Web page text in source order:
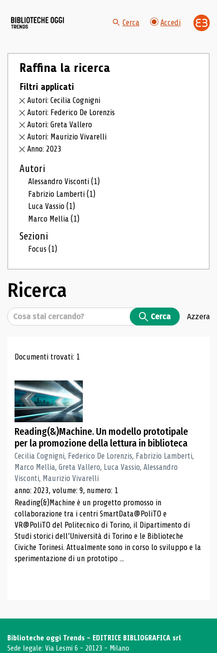
Cerca Accedi
Raffina la ricerca
Filtri applicati
Autori: Cecilia Cognigni
Autori: Federico De Lorenzis
Autori: Greta Vallero
Autori: Maurizio Vivarelli
Anno: 2023
Autori
Alessandro Visconti(1)
Fabrizio Lamberti(1)
Luca Vassio(1)
Marco Mellia(1)
Sezioni
Focus(1)
Ricerca
Cerca Cerca Azzera
Risultati di ricerca
Documenti trovati: 1
Reading(&)Machine. Un modello prototipale
per la promozione della lettura in biblioteca
Cecilia Cognigni, Federico De Lorenzis, Fabrizio Lamberti,
Marco Mellia, Greta Vallero, Luca Vassio, Alessandro
Visconti, Maurizio Vivarelli
anno: 2023, volume: 9, numero: 1
Reading(&)Machine è un progetto promosso in
collaborazione tra i centri SmartData@PoliTO e
VR@PoliTO del Politecnico di Torino, il Dipartimento di
Studi storici dell’Università di Torino e le Biblioteche
Civiche Torinesi. Attualmente sono in corso lo sviluppo e la
sperimentazione di un prototipo ...
Biblioteche oggi Trends - EDITRICE BIBLIOGRAFICA srl
Sede legale: Via Lesmi 6 - 20123 - Milano